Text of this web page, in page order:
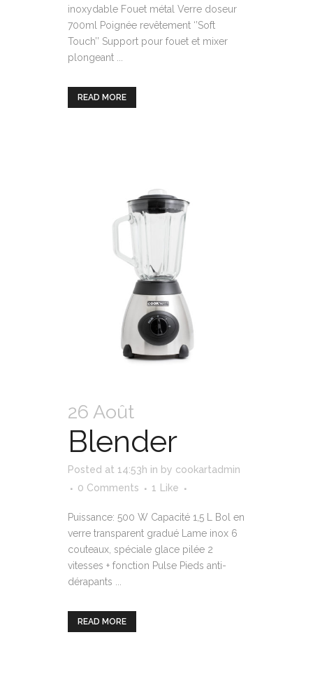
inoxydable Fouet métal Verre doseur
700ml Poignée revêtement ‘’Soft
Touch’’ Support pour fouet et mixer
plongeant ...
READ MORE
26 Août
Blender
Posted at 14:53h in by cookartadmin
0 Comments
1 Like
Puissance: 500 W Capacité 1,5 L Bol en
verre transparent gradué Lame inox 6
couteaux, spéciale glace pilée 2
vitesses + fonction Pulse Pieds anti-
dérapants ...
READ MORE